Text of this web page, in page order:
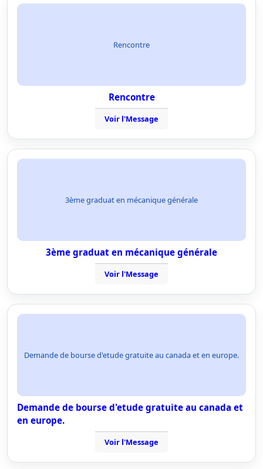
Rencontre
Rencontre
Voir l'Message
3ème graduat en mécanique générale
3ème graduat en mécanique générale
Voir l'Message
Demande de bourse d'etude gratuite au canada et en europe.
Demande de bourse d'etude gratuite au canada et
en europe.
Voir l'Message